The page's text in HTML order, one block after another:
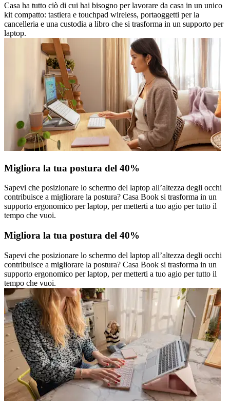
Casa ha tutto ciò di cui hai bisogno per lavorare da casa in un unico
kit compatto: tastiera e touchpad wireless, portaoggetti per la
cancelleria e una custodia a libro che si trasforma in un supporto per
laptop.
Migliora la tua postura del 40%
Sapevi che posizionare lo schermo del laptop all’altezza degli occhi
contribuisce a migliorare la postura? Casa Book si trasforma in un
supporto ergonomico per laptop, per metterti a tuo agio per tutto il
tempo che vuoi.
Migliora la tua postura del 40%
Sapevi che posizionare lo schermo del laptop all’altezza degli occhi
contribuisce a migliorare la postura? Casa Book si trasforma in un
supporto ergonomico per laptop, per metterti a tuo agio per tutto il
tempo che vuoi.